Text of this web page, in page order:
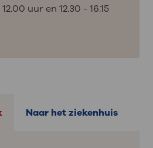
uur en 12.30 - 16.15
Naar het ziekenhuis